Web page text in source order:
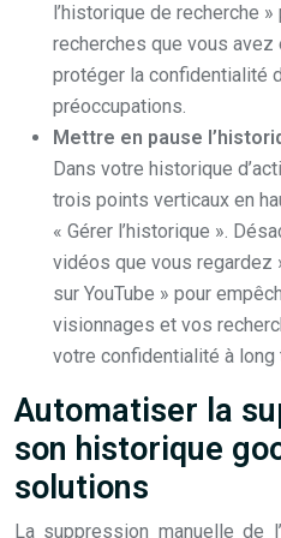
l’historique de recherche
recherches que vous
protéger la confidentialité
préoccupations.
Mettre en pause
Dans votre historique
trois points verticaux en
« Gérer l’historique ».
vidéos que vous regardez
sur YouTube » pour
visionnages et vos
votre confidentialité à long
Automatiser la
son historique
solutions
La suppression manuelle de